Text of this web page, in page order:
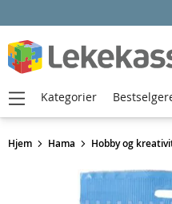
Hjem Hama Hobby og
Kategorier